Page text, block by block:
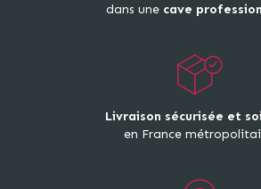
dans une cave
Livraison sécurisée et
en France